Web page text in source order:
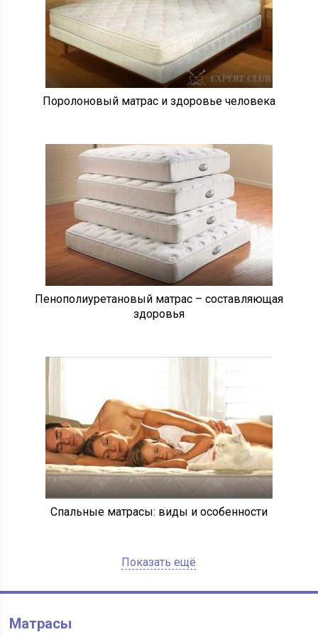
Поролоновый матрас и здоровье человека
Пенополиуретановый матрас – составляющая
здоровья
Спальные матрасы: виды и особенности
Показать ещё
Матрасы